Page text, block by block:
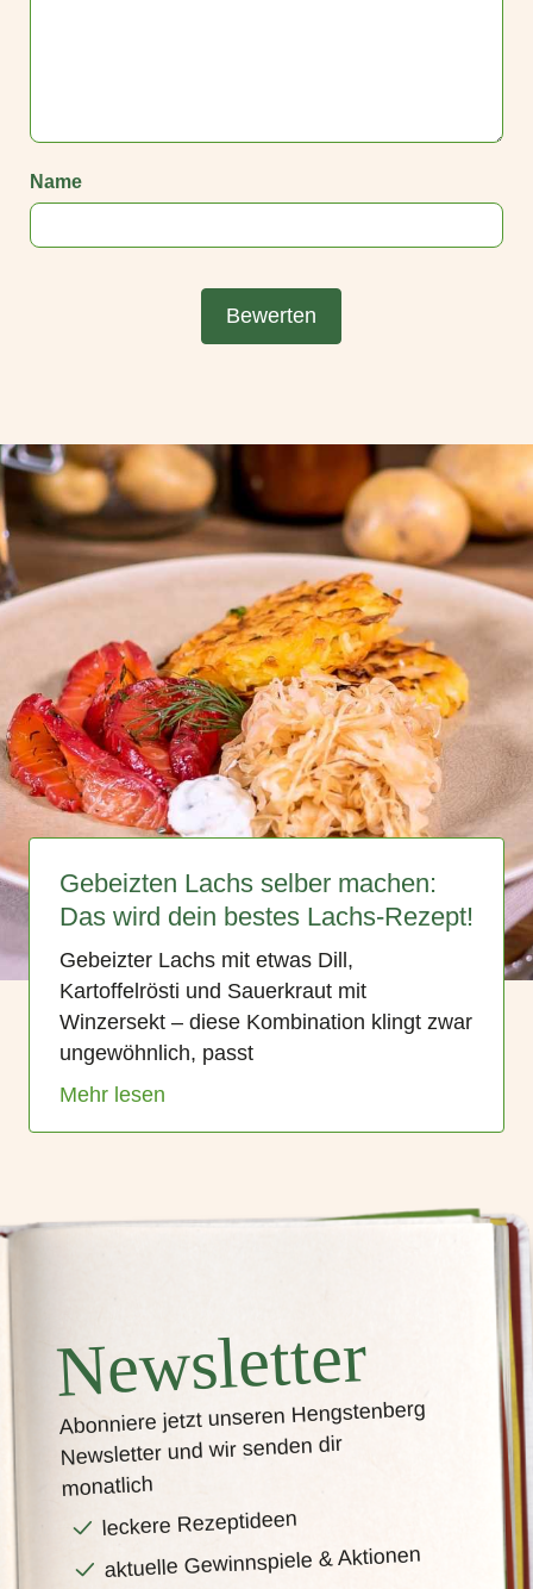
Name
Bewerten
Gebeizten Lachs selber machen:
Das wird dein bestes Lachs-Rezept!
Gebeizter Lachs mit etwas Dill,
Kartoffelrösti und Sauerkraut mit
Winzersekt ‒ diese Kombination klingt zwar
ungewöhnlich, passt
Mehr lesen
Newsletter
Abonniere jetzt unseren Hengstenberg
Newsletter und wir senden dir
monatlich
leckere Rezeptideen
aktuelle Gewinnspiele & Aktionen